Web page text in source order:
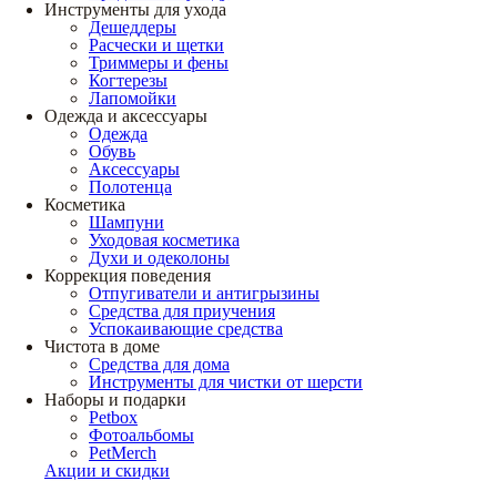
Инструменты для ухода
Дешеддеры
Расчески и щетки
Триммеры и фены
Когтерезы
Лапомойки
Одежда и аксессуары
Одежда
Обувь
Аксессуары
Полотенца
Косметика
Шампуни
Уходовая косметика
Духи и одеколоны
Коррекция поведения
Отпугиватели и антигрызины
Средства для приучения
Успокаивающие средства
Чистота в доме
Средства для дома
Инструменты для чистки от шерсти
Наборы и подарки
Petbox
Фотоальбомы
PetMerch
Акции и скидки